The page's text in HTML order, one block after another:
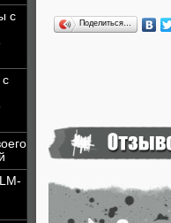
с
Поделиться…